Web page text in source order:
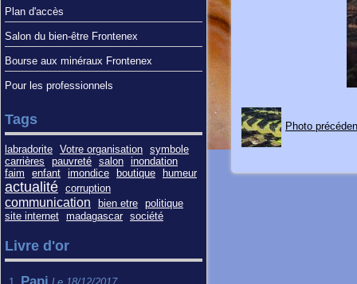
Photo
Plan d'accès
Salon du bien-être Frontenex
Bourse aux minéraux Frontenex
Pour les professionnels
Tags
labradorite Votre organisation symbole
carrières
pauvreté salon inondation
faim
enfant imondice boutique humeur
actualité corruption
communication bien etre politique
site internet madagascar société
Livre d'or